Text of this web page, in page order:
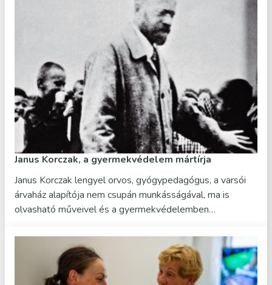
Janus Korczak, a gyermekvédelem mártírja
Janus Korczak lengyel orvos, gyógypedagógus, a varsói
árvaház alapítója nem csupán munkásságával, ma is
olvasható műveivel és a gyermekvédelemben…